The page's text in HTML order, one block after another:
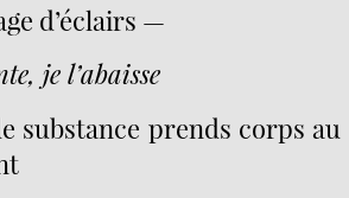
d’éclairs —
je l’abaisse
substance prends corps